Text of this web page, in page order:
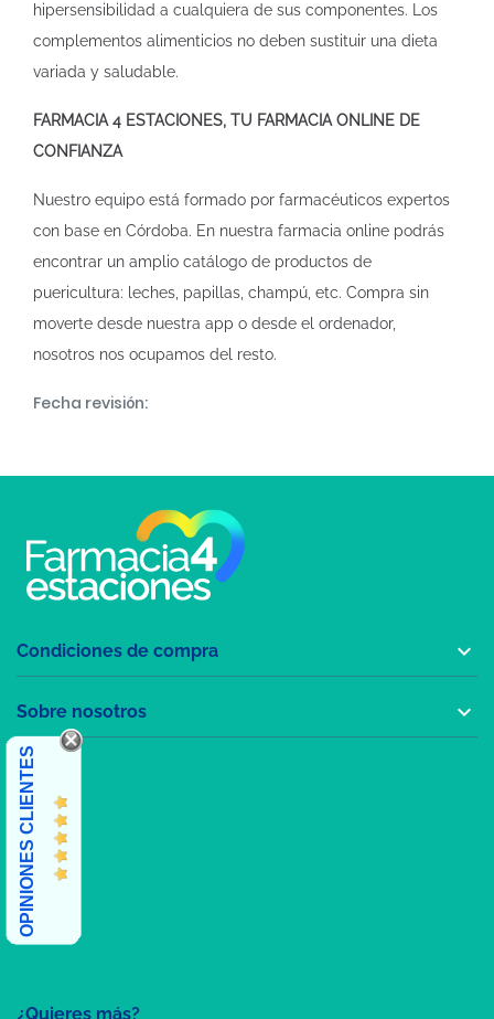
hipersensibilidad a cualquiera de sus componentes. Los
complementos alimenticios no deben sustituir una dieta
variada y saludable.
FARMACIA 4 ESTACIONES, TU FARMACIA ONLINE DE
CONFIANZA
Nuestro equipo está formado por farmacéuticos expertos
con base en Córdoba. En nuestra farmacia online podrás
encontrar un amplio catálogo de productos de
puericultura: leches, papillas, champú, etc. Compra sin
moverte desde nuestra app o desde el ordenador,
nosotros nos ocupamos del resto.
Fecha revisión:
¿Quieres más?
Condiciones de compra 
Sobre nosotros 
OPINIONES CLIENTES